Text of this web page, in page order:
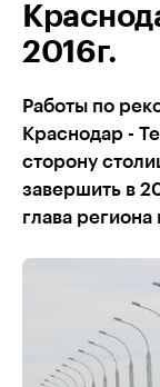
2016г.
Работы по
Краснодар -
сторону
завершить в
глава